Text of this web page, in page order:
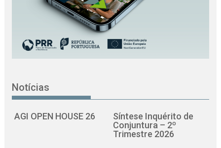
Notícias
AGI OPEN HOUSE 26
Síntese Inquérito de
Conjuntura – 2º
Trimestre 2026